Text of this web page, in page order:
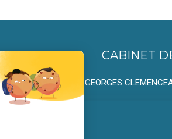
CABINET
73 AVENUE GEORGES